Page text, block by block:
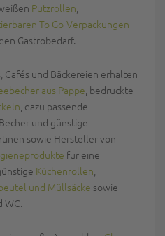
Putzrollen,
To Go-Verpackungen
Gastrobedarf.
Cafés und Bäckereien erhalten
aus Pappe, bedruckte
, dazu passende
und günstige
sowie Hersteller von
für eine
Küchenrollen,
und Müllsäcke sowie
WC.